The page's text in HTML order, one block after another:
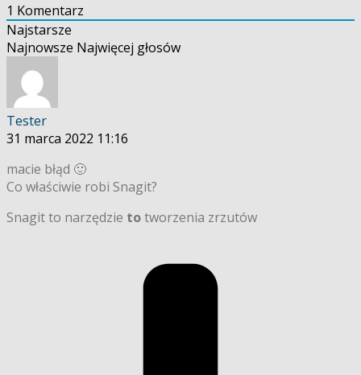
1 Komentarz
Najstarsze
Najnowsze Najwięcej głosów
Tester
31 marca 2022 11:16
macie błąd 🙂
Co właściwie robi Snagit?
Snagit to narzędzie totworzenia zrzutów